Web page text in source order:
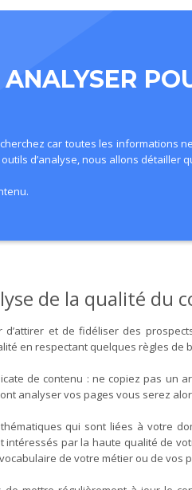
car toutes les informations
d’analyse, nous allons détailler
de la qualité du
et de fidéliser des
en respectant quelques règles de
de contenu : ne copiez pas un
analyser vos pages vous serez
qui sont liées à votre
intéressés par la haute qualité de
de votre métier ou de vos